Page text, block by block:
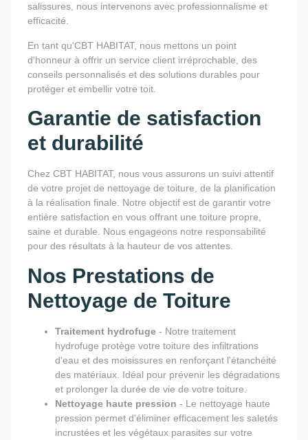
salissures, nous intervenons avec professionnalisme et
efficacité.
En tant qu'CBT HABITAT, nous mettons un point
d'honneur à offrir un service client irréprochable, des
conseils personnalisés et des solutions durables pour
protéger et embellir votre toit.
Garantie de satisfaction
et durabilité
Chez CBT HABITAT, nous vous assurons un suivi attentif
de votre projet de nettoyage de toiture, de la planification
à la réalisation finale. Notre objectif est de garantir votre
entière satisfaction en vous offrant une toiture propre,
saine et durable. Nous engageons notre responsabilité
pour des résultats à la hauteur de vos attentes.
Nos Prestations de
Nettoyage de Toiture
Traitement hydrofuge - Notre traitement
hydrofuge protège votre toiture des infiltrations
d'eau et des moisissures en renforçant l'étanchéité
des matériaux. Idéal pour prévenir les dégradations
et prolonger la durée de vie de votre toiture.
Nettoyage haute pression - Le nettoyage haute
pression permet d'éliminer efficacement les saletés
incrustées et les végétaux parasites sur votre